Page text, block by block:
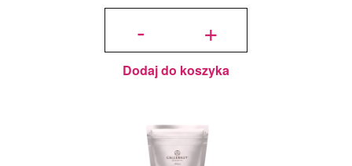
-
ilość
w proszku
Fractal -
Milk
Chocolate,
Mleczna
(1,5 g)
+
Dodaj do koszyka